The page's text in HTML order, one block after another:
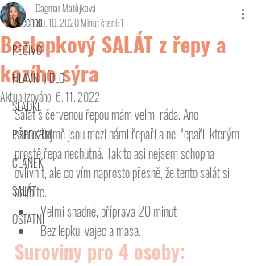
Všechno
PEČIVO
HLAVNÍ JÍDLO
SLADKÉ
PŘEDKRM
ČLÁNEK
SALÁT
OSTATNÍ
Bezlepkový SALÁT z řepy a
kozího sýra
Dagmar Matějková
30. 10. 2020Minut čtení: 1
Aktualizováno: 6. 11. 2022
Salát s červenou řepou mám velmi ráda. Ano
samozřejmě jsou mezi námi řepaři a ne-řepaři, kterým
prostě řepa nechutná. Tak to asi nejsem schopna
ovlivnit, ale co vím naprosto přesně, že tento salát si
oblíbíte.
Velmi snadné, příprava 20 minut
Bez lepku, vajec a masa.
Suroviny pro 4 osoby: